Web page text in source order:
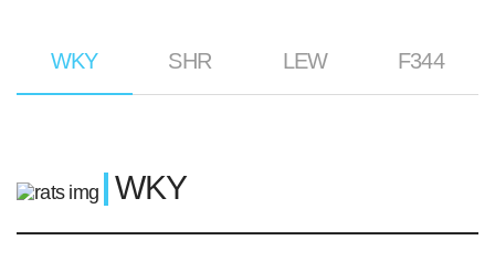
WKY SHR LEW F344
WKY